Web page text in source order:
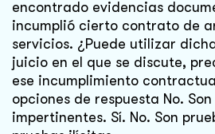
encontrado evidencias
incumplió cierto contrato de
servicios. ¿Puede utilizar
juicio en el que se discute,
ese incumplimiento
opciones de respuesta No.
impertinentes. Sí. No. Son